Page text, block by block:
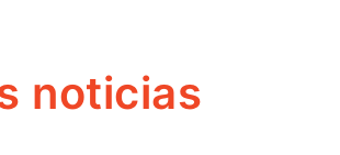
noticias